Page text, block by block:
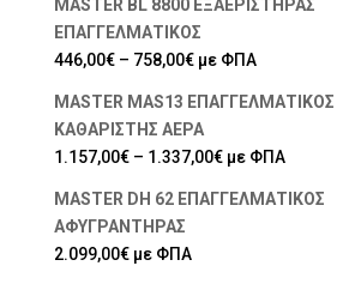
MASTER BL 8800 ΕΞΑΕΡΙΣΤΗΡΑΣ
ΕΠΑΓΓΕΛΜΑΤΙΚΟΣ
446,00€ – 758,00€Price
446,00€
through
758,00€
με ΦΠΑ
MASTER MAS13 ΕΠΑΓΓΕΛΜΑΤΙΚΟΣ
ΚΑΘΑΡΙΣΤΗΣ ΑΕΡΑ
1.157,00€ – 1.337,00€Price
1.157,00€
με ΦΠΑ
MASTER DH 62 ΕΠΑΓΓΕΛΜΑΤΙΚΟΣ
ΑΦΥΓΡΑΝΤΗΡΑΣ
2.099,00€ με ΦΠΑ